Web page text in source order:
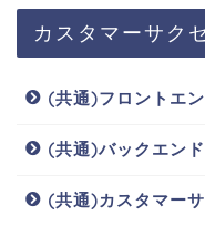
カスタマーサク
(共通)フロントエ
(共通)バックエン
(共通)カスタマー